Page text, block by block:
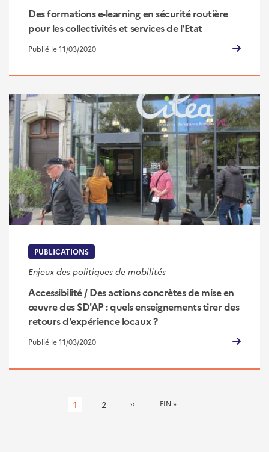
Des formations e-learning en sécurité routière
pour les collectivités et services de l'Etat
Publié le 11/03/2020
PUBLICATIONS
Enjeux des politiques de mobilités
Accessibilité / Des actions concrètes de mise en
œuvre des SD'AP : quels enseignements tirer des
retours d'expérience locaux ?
Publié le 11/03/2020
Page
1 Page
2
PAGE
››
DERNIÈRE
FIN »